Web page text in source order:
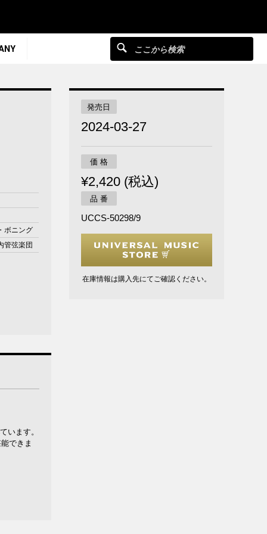
ボニング
管弦楽団
います。
できま
発売日
2024-03-27
価 格
¥2,420 (税込)
品 番
UCCS-50298/9
在庫情報は購入先にてご確認ください。